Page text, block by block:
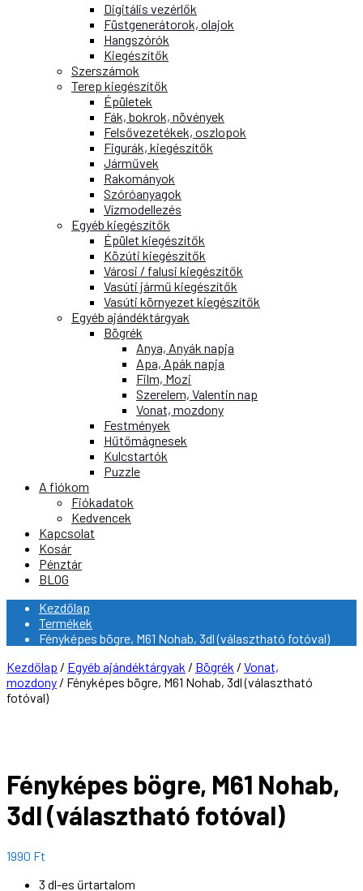
Digitális vezérlők
Füstgenerátorok, olajok
Hangszórók
Kiegészítők
Szerszámok
Terep kiegészítők
Épületek
Fák, bokrok, növények
Felsővezetékek, oszlopok
Figurák, kiegészítők
Járművek
Rakományok
Szóróanyagok
Vízmodellezés
Egyéb kiegészítők
Épület kiegészítők
Közúti kiegészítők
Városi / falusi kiegészítők
Vasúti jármű kiegészítők
Vasúti környezet kiegészítők
Egyéb ajándéktárgyak
Bögrék
Anya, Anyák napja
Apa, Apák napja
Film, Mozi
Szerelem, Valentin nap
Vonat, mozdony
Festmények
Hűtőmágnesek
Kulcstartók
Puzzle
A fiókom
Fiókadatok
Kedvencek
Kapcsolat
Kosár
Pénztár
BLOG
Kezdőlap
Termékek
Fényképes bögre, M61 Nohab, 3dl (választható fotóval)
Kezdőlap / Egyéb ajándéktárgyak / Bögrék / Vonat,
mozdony / Fényképes bögre, M61 Nohab, 3dl (választható
fotóval)
Fényképes bögre, M61 Nohab,
3dl (választható fotóval)
1990 Ft
3 dl-es űrtartalom